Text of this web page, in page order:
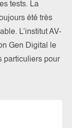
tests. La
été très
L’institut AV-
Gen Digital le
particuliers pour